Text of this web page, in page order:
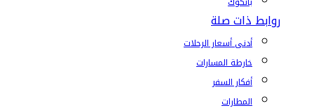
روابط ذات صلة
أدنى أسعار الرحلات
خارطة المسارات
أفكار السفر
المطارات